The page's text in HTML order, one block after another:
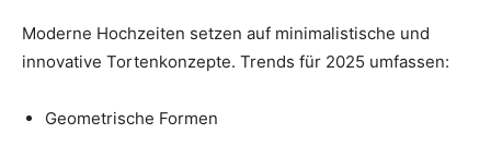
Moderne Hochzeiten setzen auf minimalistische und
innovative Tortenkonzepte. Trends für 2025 umfassen:
Geometrische Formen